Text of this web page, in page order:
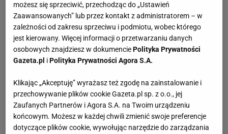
możesz się sprzeciwić, przechodząc do „Ustawień
Zaawansowanych” lub przez kontakt z administratorem – w
zależności od zakresu sprzeciwu i podmiotu, wobec którego
jest kierowany. Więcej informacji o przetwarzaniu danych
osobowych znajdziesz w dokumenciePolityka Prywatności
Gazeta.pl iPolityka Prywatności Agora S.A.
Klikając „Akceptuję” wyrażasz też zgodę na zainstalowanie i
przechowywanie plików cookie Gazeta.pl sp. z o.o., jej
Zaufanych Partnerów i Agora S.A. na Twoim urządzeniu
końcowym. Możesz w każdej chwili zmienić swoje preferencje
dotyczące plików cookie, wywołując narzędzie do zarządzania